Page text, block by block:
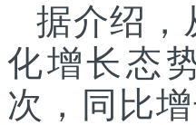
据介绍，
化增长态
次，同比